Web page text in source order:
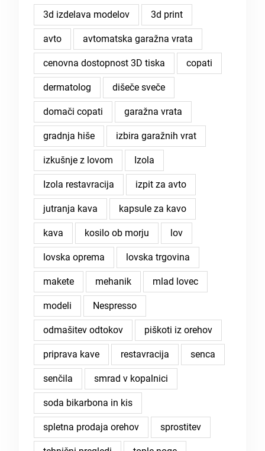
3d izdelava modelov 3d print
avto avtomatska garažna vrata
cenovna dostopnost 3D tiska copati
dermatolog dišeče sveče
domači copati garažna vrata
gradnja hiše izbira garažnih vrat
izkušnje z lovom Izola
Izola restavracija izpit za avto
jutranja kava kapsule za kavo
kava kosilo ob morju lov
lovska oprema lovska trgovina
makete mehanik mlad lovec
modeli Nespresso
odmašitev odtokov piškoti iz orehov
priprava kave restavracija senca
senčila smrad v kopalnici
soda bikarbona in kis
spletna prodaja orehov sprostitev